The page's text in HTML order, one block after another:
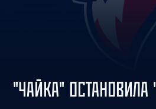
"ЧАЙКА" ОСТАНОВИЛА